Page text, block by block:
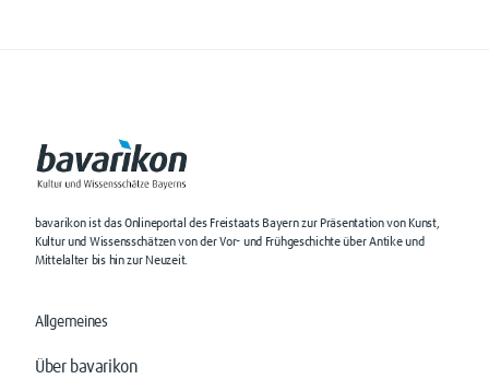
bavarikon ist das Onlineportal des Freistaats Bayern zur Präsentation von Kunst,
Kultur und Wissensschätzen von der Vor- und Frühgeschichte über Antike und
Mittelalter bis hin zur Neuzeit.
Allgemeines
Über bavarikon